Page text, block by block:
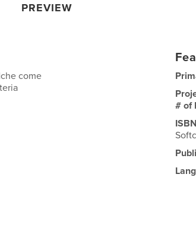
PREVIEW
come
# of
ISBN